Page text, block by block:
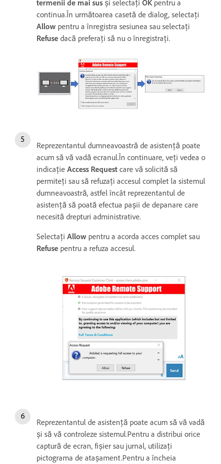
termenii de mai sus și selectați OKpentru a
continua.În următoarea casetă de dialog, selectați
Allow pentru a înregistra sesiunea sau selectați
Refuse dacă preferați să nu o înregistrați.
Reprezentantul dumneavoastră de asistență poate
acum să vă vadă ecranul.În continuare, veți vedea o
indicație Access Request care vă solicită să
permiteți sau să refuzați accesul complet la sistemul
dumneavoastră, astfel încât reprezentantul de
asistență să poată efectua pașii de depanare care
necesită drepturi administrative.
Selectați Allow pentru a acorda acces complet sau
Refuse pentru a refuza accesul.
Reprezentantul de asistență poate acum să vă vadă
și să vă controleze sistemul.Pentru a distribui orice
captură de ecran, fișier sau jurnal, utilizați
pictograma de atașament.Pentru a încheia